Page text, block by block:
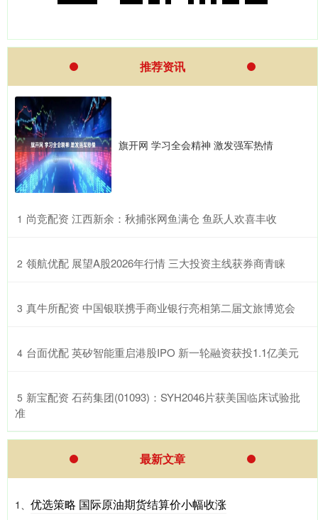
推荐资讯
旗开网 学习全会精神 激发强军热情
1 ​尚竞配资 江西新余：秋捕张网鱼满仓 鱼跃人欢喜丰收
2 ​领航优配 展望A股2026年行情 三大投资主线获券商青睐
3 ​真牛所配资 中国银联携手商业银行亮相第二届文旅博览会
4 ​台面优配 英矽智能重启港股IPO 新一轮融资获投1.1亿美元
5 ​新宝配资 石药集团(01093)：SYH2046片获美国临床试验批
准
最新文章
1、 优选策略 国际原油期货结算价小幅收涨